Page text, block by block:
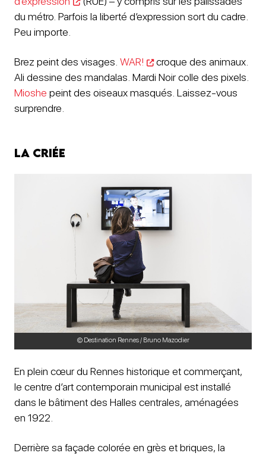
du métro. Parfois la liberté d’expression sort du cadre.
Peu importe.
Brez peint des visages. WAR!
croque des animaux.
Ali dessine des mandalas. Mardi Noir colle des pixels.
Mioshe peint des oiseaux masqués. Laissez-vous
surprendre.
La Criée
© Destination Rennes / Bruno Mazodier
En plein cœur du Rennes historique et commerçant,
le centre d’art contemporain municipal est installé
dans le bâtiment des Halles centrales, aménagées
en 1922.
Derrière sa façade colorée en grès et briques, la